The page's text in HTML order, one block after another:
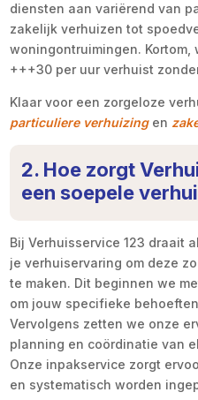
diensten aan variërend van
zakelijk verhuizen tot
woningontruimingen.
+++30 per uur verhuist
Klaar voor een zorgeloze
particuliere verhuizingen
2. Hoe zorgt
een soepele
Bij Verhuisservice 123 draait
je verhuiservaring om deze
te maken. Dit beginnen we
om jouw specifieke
Vervolgens zetten we onze
planning en coördinatie van
Onze inpakservice zorgt
en systematisch worden